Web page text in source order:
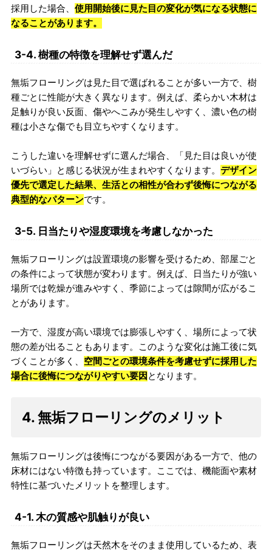
採用した場合、 使用開始後に見た目の変化が気になる状態に
なることがあります。
3-4. 樹種の特徴を理解せず選んだ
無垢フローリングは見た目で選ばれることが多い一方で、樹
種ごとに性能が大きく異なります。例えば、柔らかい木材は
足触りが良い反面、傷やへこみが発生しやすく、濃い色の樹
種は小さな傷でも目立ちやすくなります。
こうした違いを理解せずに選んだ場合、「見た目は良いが使
いづらい」と感じる状況が生まれやすくなります。 デザイン
優先で選定した結果、生活との相性が合わず後悔につながる
典型的なパターンです。
3-5. 日当たりや湿度環境を考慮しなかった
無垢フローリングは設置環境の影響を受けるため、部屋ごと
の条件によって状態が変わります。例えば、日当たりが強い
場所では乾燥が進みやすく、季節によっては隙間が広がるこ
とがあります。
一方で、湿度が高い環境では膨張しやすく、場所によって状
態の差が出ることもあります。このような変化は施工後に気
づくことが多く、 空間ごとの環境条件を考慮せずに採用した
場合に後悔につながりやすい要因 となります。
4. 無垢フローリングのメリット
無垢フローリングは後悔につながる要因がある一方で、他の
床材にはない特徴も持っています。ここでは、機能面や素材
特性に基づいたメリットを整理します。
4-1. 木の質感や肌触りが良い
無垢フローリングは天然木をそのまま使用しているため、表